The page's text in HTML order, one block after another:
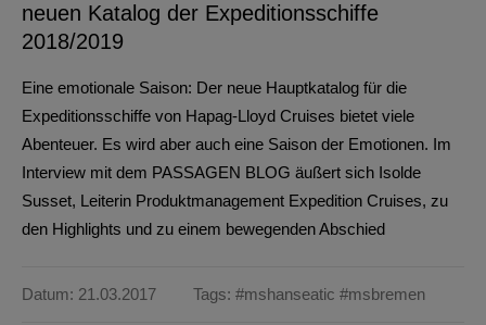
neuen Katalog der Expeditionsschiffe
2018/2019
Eine emotionale Saison: Der neue Hauptkatalog für die
Expeditionsschiffe von Hapag-Lloyd Cruises bietet viele
Abenteuer. Es wird aber auch eine Saison der Emotionen. Im
Interview mit dem PASSAGEN BLOG äußert sich Isolde
Susset, Leiterin Produktmanagement Expedition Cruises, zu
den Highlights und zu einem bewegenden Abschied
Datum: 21.03.2017 Tags: #mshanseatic #msbremen